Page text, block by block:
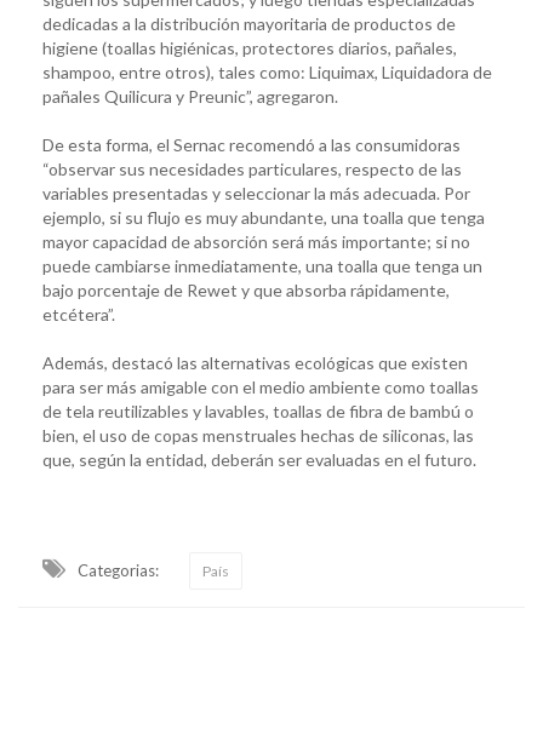
dedicadas a la distribución mayoritaria de productos de
higiene (toallas higiénicas, protectores diarios, pañales,
shampoo, entre otros), tales como: Liquimax, Liquidadora de
pañales Quilicura y Preunic”, agregaron.
De esta forma, el Sernac recomendó a las consumidoras
“observar sus necesidades particulares, respecto de las
variables presentadas y seleccionar la más adecuada. Por
ejemplo, si su flujo es muy abundante, una toalla que tenga
mayor capacidad de absorción será más importante; si no
puede cambiarse inmediatamente, una toalla que tenga un
bajo porcentaje de Rewet y que absorba rápidamente,
etcétera”.
Además, destacó las alternativas ecológicas que existen
para ser más amigable con el medio ambiente como toallas
de tela reutilizables y lavables, toallas de fibra de bambú o
bien, el uso de copas menstruales hechas de siliconas, las
que, según la entidad, deberán ser evaluadas en el futuro.
Categorias: País